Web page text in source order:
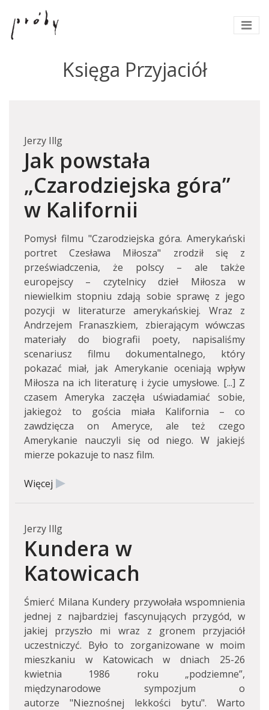
Księga Przyjaciół
Jerzy Illg
Jak powstała
„Czarodziejska góra”
w Kalifornii
Pomysł filmu "Czarodziejska góra. Amerykański
portret Czesława Miłosza" zrodził się z
przeświadczenia, że polscy – ale także
europejscy – czytelnicy dzieł Miłosza w
niewielkim stopniu zdają sobie sprawę z jego
pozycji w literaturze amerykańskiej. Wraz z
Andrzejem Franaszkiem, zbierającym wówczas
materiały do biografii poety, napisaliśmy
scenariusz filmu dokumentalnego, który
pokazać miał, jak Amerykanie oceniają wpływ
Miłosza na ich literaturę i życie umysłowe. [...] Z
czasem Ameryka zaczęła uświadamiać sobie,
jakiegoż to gościa miała Kalifornia – co
zawdzięcza on Ameryce, ale też czego
Amerykanie nauczyli się od niego. W jakiejś
mierze pokazuje to nasz film.
Więcej
Jerzy Illg
Kundera w
Katowicach
Śmierć Milana Kundery przywołała wspomnienia
jednej z najbardziej fascynujących przygód, w
jakiej przyszło mi wraz z gronem przyjaciół
uczestniczyć. Było to zorganizowane w moim
mieszkaniu w Katowicach w dniach 25-26
kwietnia 1986 roku „podziemne”,
międzynarodowe sympozjum o
autorze "Nieznośnej lekkości bytu". Warto